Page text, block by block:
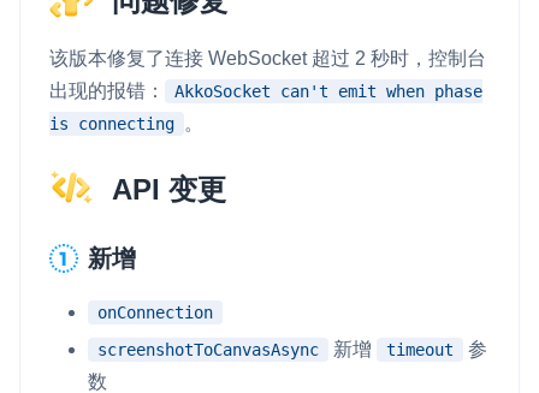
该版本修复了连接 WebSocket 超过 2 秒时，控制台
出现的报错：
AkkoSocket can't emit when phase
is connecting
。
API 变更
新增
onConnection
screenshotToCanvasAsync
新增 timeout
参
数